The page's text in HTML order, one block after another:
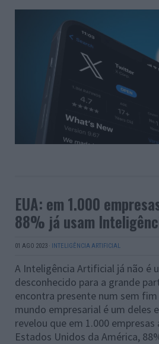
EUA: em 1.000
88% já usam
01 AGO 2023 · INTELIGÊNCIA ARTIFICIAL
A Inteligência Artificial já não é
desconhecido para a grande
encontra presente num sem
mundo empresarial é um deles
revelou que em 1.000 empresas
Estados Unidos da América,